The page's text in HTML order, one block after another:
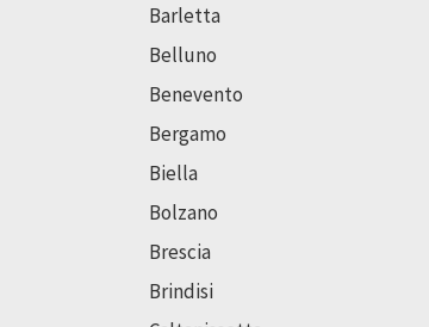
Barletta
Belluno
Benevento
Bergamo
Biella
Bolzano
Brescia
Brindisi